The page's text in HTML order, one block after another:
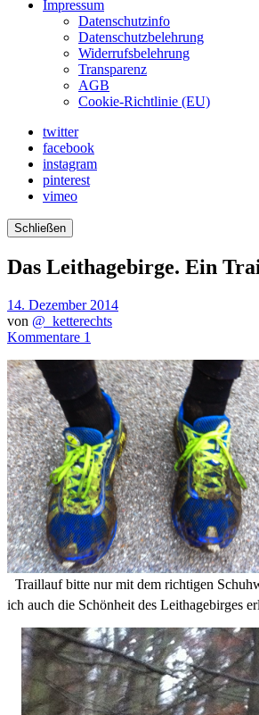
Impressum
Datenschutzinfo
Datenschutzbelehrung
Widerrufsbelehrung
Transparenz
AGB
Cookie-Richtlinie (EU)
twitter
facebook
instagram
pinterest
vimeo
Schließen
Das Leithagebirge. Ein
14. Dezember 2014
von @_ketterechts
Kommentare 1
Traillauf bitte nur mit dem richtigen
ich auch die Schönheit des Leithagebirges